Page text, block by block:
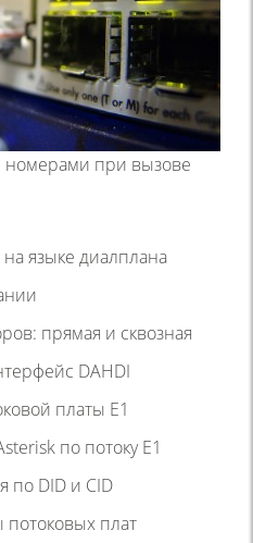
номерами при вызове
на языке диалплана
прямая и сквозная
DAHDI
платы E1
по потоку E1
по DID и CID
потоковых плат